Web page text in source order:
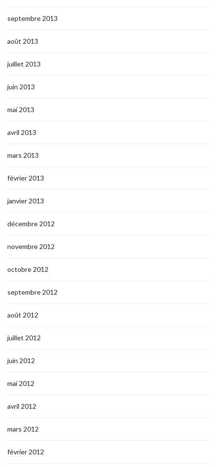
septembre 2013
août 2013
juillet 2013
juin 2013
mai 2013
avril 2013
mars 2013
février 2013
janvier 2013
décembre 2012
novembre 2012
octobre 2012
septembre 2012
août 2012
juillet 2012
juin 2012
mai 2012
avril 2012
mars 2012
février 2012